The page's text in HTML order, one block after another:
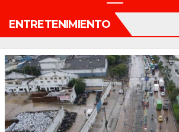
ENTRETENIMIENTO